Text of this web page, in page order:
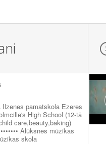
pamatskola Ezeres
High School (12-tā
care,beauty,baking)
Alūksnes mūzikas
skola